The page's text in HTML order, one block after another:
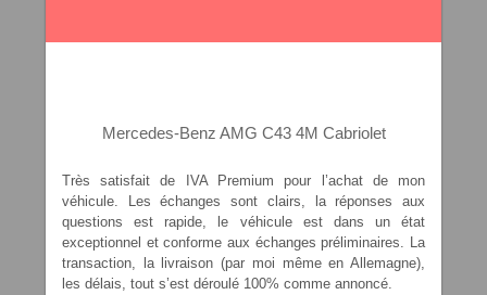
Mercedes-Benz AMG C43 4M Cabriolet
Très satisfait de IVA Premium pour l’achat de mon
véhicule. Les échanges sont clairs, la réponses aux
questions est rapide, le véhicule est dans un état
exceptionnel et conforme aux échanges préliminaires. La
transaction, la livraison (par moi même en Allemagne),
les délais, tout s’est déroulé 100% comme annoncé.